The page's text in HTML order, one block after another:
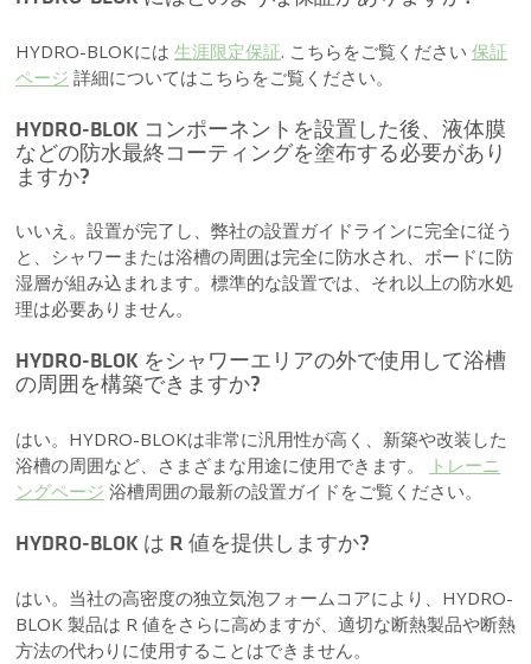
HYDRO-BLOKには 生涯限定保証. こちらをご覧ください 保証
ページ 詳細についてはこちらをご覧ください。
HYDRO-BLOK コンポーネントを設置した後、液体膜
などの防水最終コーティングを塗布する必要があり
ますか?
いいえ。設置が完了し、弊社の設置ガイドラインに完全に従う
と、シャワーまたは浴槽の周囲は完全に防水され、ボードに防
湿層が組み込まれます。標準的な設置では、それ以上の防水処
理は必要ありません。
HYDRO-BLOK をシャワーエリアの外で使用して浴槽
の周囲を構築できますか?
はい。HYDRO-BLOKは非常に汎用性が高く、新築や改装した
浴槽の周囲など、さまざまな用途に使用できます。
トレーニ
ングページ 浴槽周囲の最新の設置ガイドをご覧ください。
HYDRO-BLOK は R 値を提供しますか?
はい。当社の高密度の独立気泡フォームコアにより、HYDRO-
BLOK 製品は R 値をさらに高めますが、適切な断熱製品や断熱
方法の代わりに使用することはできません。